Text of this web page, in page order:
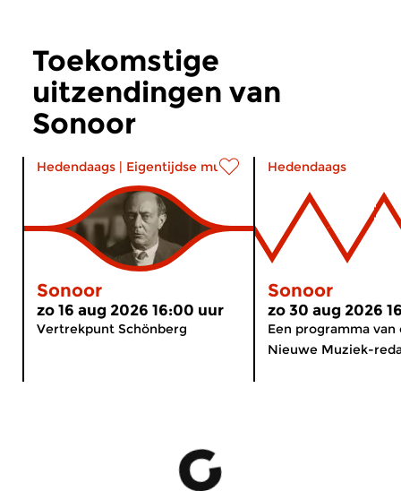
Toekomstige
uitzendingen van
Sonoor
Hedendaags | Eigentijdse muziek
Sonoor
zo 16 aug 2026 16:00 uur
Vertrekpunt Schönberg
Hedendaags
Sonoor
zo 30 aug 2026
Een programma van
Nieuwe Muziek-